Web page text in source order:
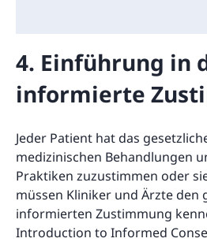
4. Einführung in
informierte
Jeder Patient hat das
medizinischen Behandlungen
Praktiken zuzustimmen oder
müssen Kliniker und Ärzte den
informierten Zustimmung
Introduction to Informed